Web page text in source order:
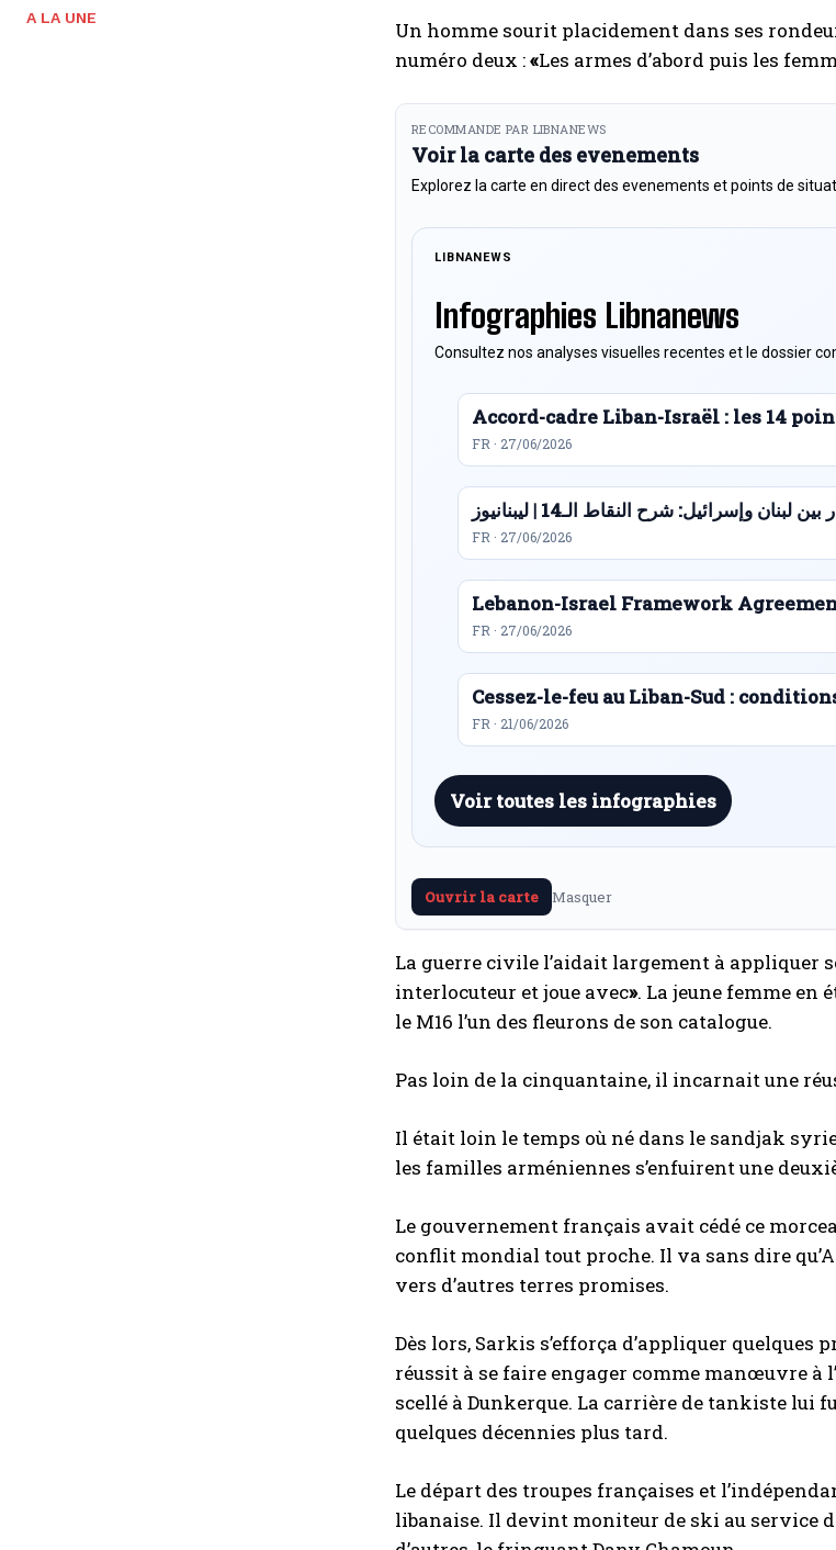
A LA UNE
Un homme sourit placidement dans ses
numéro deux :«Les armes d’abord puis les
RECOMMANDE PAR LIBNANEWS
Voir la carte des evenements
Explorez la carte en direct des evenements et points de
LIBNANEWS
Infographies Libnanews
Consultez nos analyses visuelles recentes et le dossier
Accord-cadre Liban-Israël : les 14
FR · 27/06/2026
لبنان وإسرائيل: شرح النقاط الـ14 | ليبنانيوز
FR · 27/06/2026
Lebanon-Israel Framework
FR · 27/06/2026
Cessez-le-feu au Liban-Sud :
FR · 21/06/2026
Voir toutes les infographies
Ouvrir la carte Masquer
La guerre civile l’aidait largement à appliquer
interlocuteur et joue avec». La jeune femme en
le M16 l’un des fleurons de son catalogue.
Pas loin de la cinquantaine, il incarnait une
Il était loin le temps où né dans le sandjak
les familles arméniennes s’enfuirent une
Le gouvernement français avait cédé ce
conflit mondial tout proche. Il va sans dire
vers d’autres terres promises.
Dès lors, Sarkis s’efforça d’appliquer
réussit à se faire engager comme manœuvre à
scellé à Dunkerque. La carrière de tankiste lui
quelques décennies plus tard.
Le départ des troupes françaises et
libanaise. Il devint moniteur de ski au service